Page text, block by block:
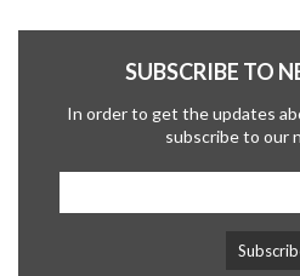
SUBSCRIBE TO
In order to get the updates
subscribe to our